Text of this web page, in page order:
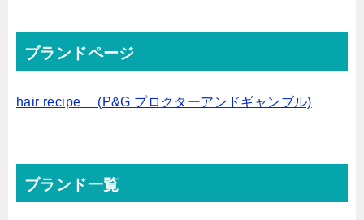
ブランドページ
hair recipe (P&G プロクターアンドギャンブル)
ブランド一覧